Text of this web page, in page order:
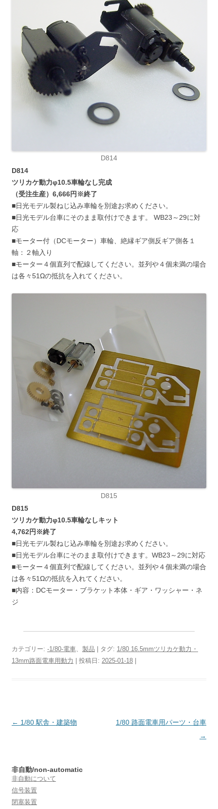
D814
D814
ツリカケ動力φ10.5車輪なし完成
（受注生産）6,666円※終了
■日光モデル製ねじ込み車輪を別途お求めください。
■日光モデル台車にそのまま取付けできます。 WB23～29に対
応
■モーター付（DCモーター）車輪、絶縁ギア側反ギア側各１
軸：２軸入り
■モーター４個直列で配線してください。並列や４個未満の場合
は各々51Ωの抵抗を入れてください。
D815
D815
ツリカケ動力φ10.5車輪なしキット
4,762円※終了
■日光モデル製ねじ込み車輪を別途お求めください。
■日光モデル台車にそのまま取付けできます。WB23～29に対応
■モーター４個直列で配線してください。並列や４個未満の場合
は各々51Ωの抵抗を入れてください。
■内容：DCモーター・ブラケット本体・ギア・ワッシャー・ネ
ジ
カテゴリー: -1/80-電車 製品 | タグ: 1/80 16.5mmツリカケ動力・
13mm路面電車用動力
| 投稿日: 2025-01-18
投
ゲ
ー
シ
← 1/80 駅舎・建築物
1/80 路面電車用パーツ・台車
→
非自動/non-automatic
非自動について
信号装置
閉塞装置